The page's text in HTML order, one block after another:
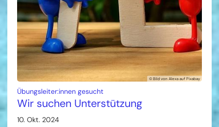
© Bild von Alexa auf Pixabay
Übungsleiter:innen gesucht
Wir suchen Unterstützung
10. Okt. 2024